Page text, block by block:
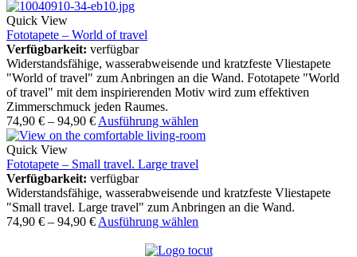
Quick View
Fototapete – World of travel
Verfügbarkeit: verfügbar
Widerstandsfähige, wasserabweisende und kratzfeste Vliestapete
"World of travel" zum Anbringen an die Wand. Fototapete "World
of travel" mit dem inspirierenden Motiv wird zum effektiven
Zimmerschmuck jeden Raumes.
74,90 € – 94,90 € Ausführung wählen
Quick View
Fototapete – Small travel. Large travel
Verfügbarkeit: verfügbar
Widerstandsfähige, wasserabweisende und kratzfeste Vliestapete
"Small travel. Large travel" zum Anbringen an die Wand.
74,90 € – 94,90 € Ausführung wählen